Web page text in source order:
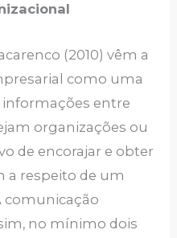
(2010) vêm a
como uma
informações entre
organizações ou
de encorajar e obter
a respeito de um
comunicação
no mínimo dois